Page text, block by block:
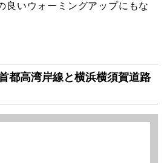
良いウォーミングアップにもな
都高湾岸線と横浜横須賀道路